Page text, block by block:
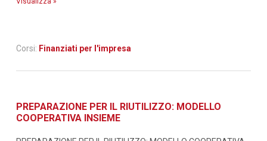
Corsi: Finanziati per l'impresa
PREPARAZIONE PER IL RIUTILIZZO: MODELLO
COOPERATIVA INSIEME